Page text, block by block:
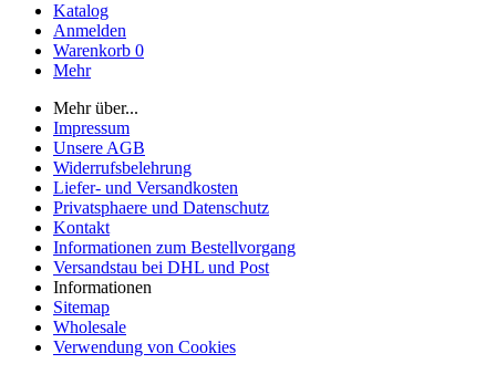
Katalog
Anmelden
Warenkorb 0
Mehr
Mehr über...
Impressum
Unsere AGB
Widerrufsbelehrung
Liefer- und Versandkosten
Privatsphaere und Datenschutz
Kontakt
Informationen zum Bestellvorgang
Versandstau bei DHL und Post
Informationen
Sitemap
Wholesale
Verwendung von Cookies